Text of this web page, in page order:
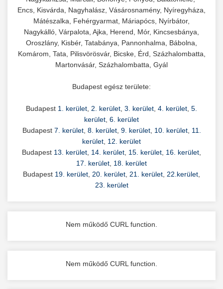
Encs, Kisvárda, Nagyhalász, Vásárosnamény, Nyíregyháza,
Mátészalka, Fehérgyarmat, Máriapócs, Nyírbátor,
Nagykálló, Várpalota, Ajka, Herend, Mór, Kincsesbánya,
Oroszlány, Kisbér, Tatabánya, Pannonhalma, Bábolna,
Komárom, Tata, Pilisvörösvár, Bicske, Érd, Százhalombatta,
Martonvásár, Százhalombatta, Gyál
Budapest egész területe:
Budapest 1. kerület 2. kerület 3. kerület 4. kerület 5.
kerület 6. kerület
Budapest 7. kerület, 8. kerület, 9. kerület, 10. kerület, 11.
kerület 12. kerület
Budapest 13. kerület 14. kerület 15. kerület 16. kerület
17. kerület 18. kerület
Budapest 19. kerület 20. kerület 21. kerület 22.kerület
23. kerület
Nem működő CURL function.
Nem működő CURL function.